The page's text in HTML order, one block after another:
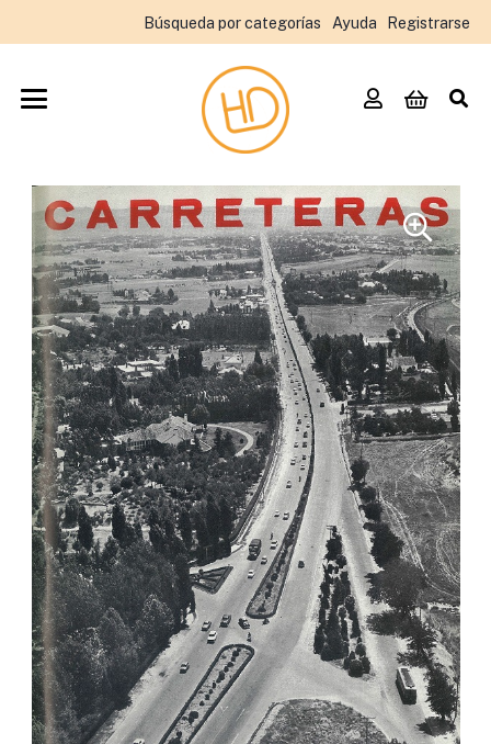
Búsqueda por categorías Ayuda Registrarse